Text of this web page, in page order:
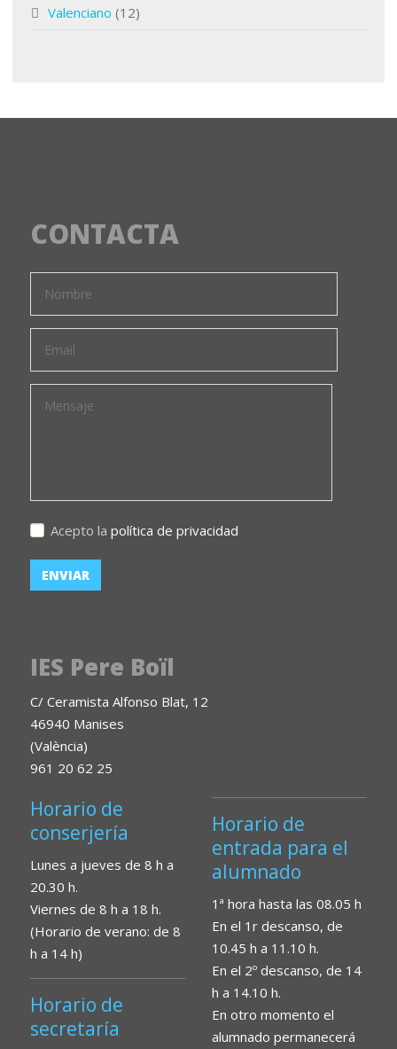
Valenciano (12)
CONTACTA
Acepto la política de privacidad
IES Pere Boïl
C/ Ceramista Alfonso Blat, 12
46940 Manises
(València)
961 20 62 25
Horario de
conserjería
Lunes a jueves de 8 h a
20.30 h.
Viernes de 8 h a 18 h.
(Horario de verano: de 8
h a 14 h)
Horario de
secretaría
Horario de
entrada para el
alumnado
1ª hora hasta las 08.05 h
En el 1r descanso, de
10.45 h a 11.10 h.
En el 2º descanso, de 14
h a 14.10 h.
En otro momento el
alumnado permanecerá